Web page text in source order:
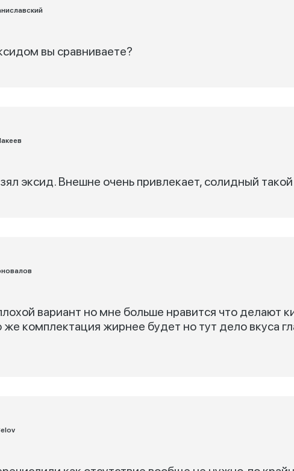
вы сравниваете?
эксид. Внешне очень привлекает, солидный
вариант но мне больше нравится что делают
же комплектация жирнее будет но тут дело вкуса